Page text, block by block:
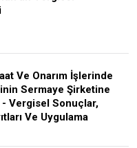
Ve Onarım İşlerinde
Sermaye Şirketine
Vergisel Sonuçlar,
Ve Uygulama